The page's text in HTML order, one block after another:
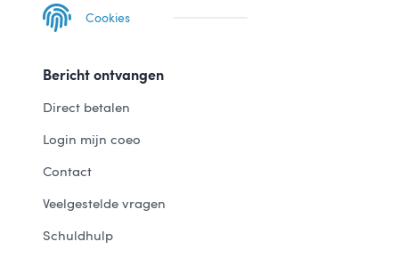
Cookies
Bericht ontvangen
Direct betalen
Login mijn coeo
Contact
Veelgestelde vragen
Schuldhulp